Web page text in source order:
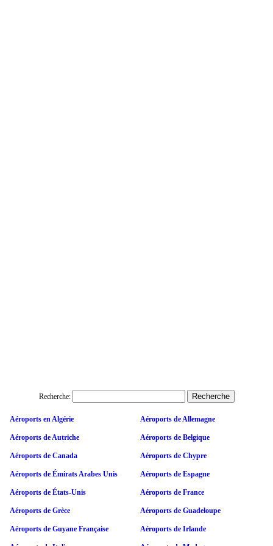
Recherche:
Aéroports en Algérie Aéroports de Allemagne
Aéroports de Autriche Aéroports de Belgique
Aéroports de Canada Aéroports de Chypre
Aéroports de Émirats Arabes Unis Aéroports de Espagne
Aéroports de États-Unis Aéroports de France
Aéroports de Grèce Aéroports de Guadeloupe
Aéroports de Guyane Française Aéroports de Irlande